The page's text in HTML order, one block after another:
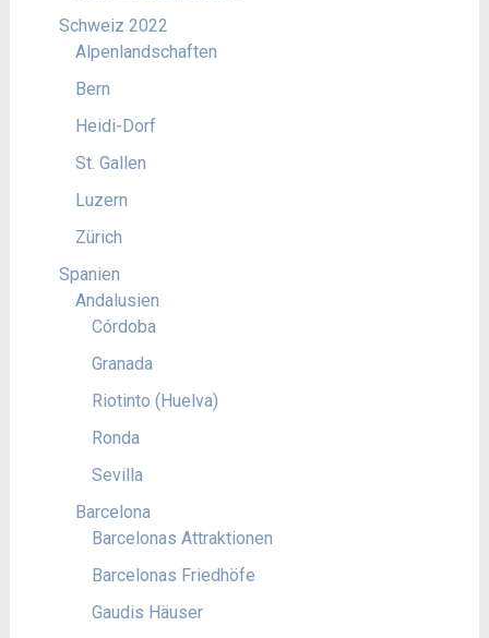
Schweiz 2022
Alpenlandschaften
Bern
Heidi-Dorf
St. Gallen
Luzern
Zürich
Spanien
Andalusien
Córdoba
Granada
Riotinto (Huelva)
Ronda
Sevilla
Barcelona
Barcelonas Attraktionen
Barcelonas Friedhöfe
Gaudis Häuser